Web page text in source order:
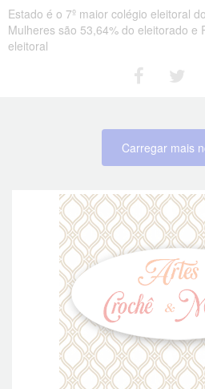
Estado é o 7º maior colégio eleitoral
Mulheres são 53,64% do eleitorado e
eleitoral
Carregar mais